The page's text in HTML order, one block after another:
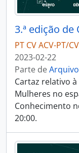
PT CV ACV-PT/
2023-02-22
Parte de
Cartaz relativo à
Mulheres no
Conhecimento
20:00.